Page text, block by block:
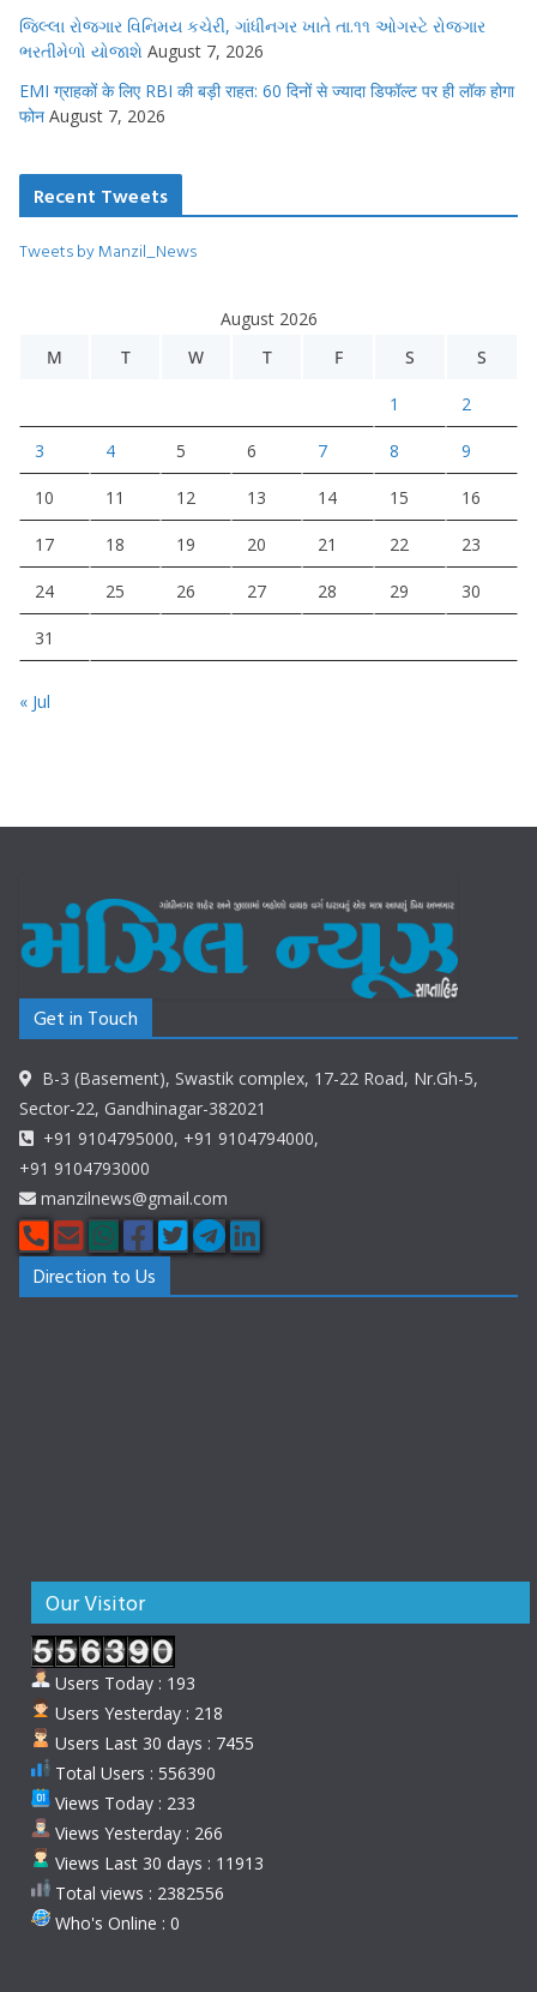
જિલ્લા રોજગાર વિનિમય કચેરી, ગાંધીનગર ખાતે તા.૧૧ ઓગસ્ટે રોજગાર
ભરતીમેળો યોજાશે August 7, 2026
EMI ग्राहकों के लिए RBI की बड़ी राहत: 60 दिनों से ज्यादा डिफॉल्ट पर ही लॉक होगा
फोन August 7, 2026
Recent Tweets
Tweets by Manzil_News
August 2026
M
T W T F S S
1 2
3 4 5 6 7 8 9
10 11 12 13 14 15 16
17 18 19 20 21 22 23
24 25 26 27 28 29 30
31
« Jul
Get in Touch
B-3 (Basement), Swastik complex, 17-22 Road, Nr.Gh-5,
Sector-22, Gandhinagar-382021
+91 9104795000, +91 9104794000,
+91 9104793000
manzilnews@gmail.com
Direction to Us
Our Visitor
Users Today : 193
Users Yesterday : 218
Users Last 30 days : 7455
Total Users : 556390
Views Today : 233
Views Yesterday : 266
Views Last 30 days : 11913
Total views : 2382556
Who's Online : 0